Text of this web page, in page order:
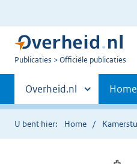
U
Publicaties Officiële publicaties
Primaire
navigatie
Andere
sites
binnen
Overheid.nl Home
U bent hier: Home